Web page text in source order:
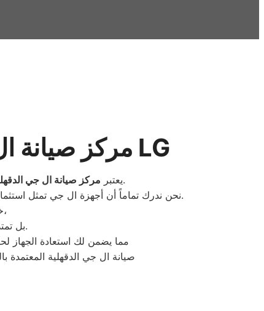
مركز صيانة ال جي الدقهلية | المعتمد لخدمة غسالات وثلاجات LG
يعتبر مركز صيانة ال جي
هو الوجهة الموثوقة والأساسية لكل من يبحث عن الكفاءة والجودة في إصلاح الأجهزة المنزلية المتطورة.
نحن ندرك تماماً أن أجهزة ال جي تمثلوكافة مراكز المحافظة يعمل وفق أعلى معايير الجودة العالمية.
لا تقتصر فقط على إصلاح العطل الظاهري،
بل تمتد لتشمل الفحص الشامل للجهاز باستخدام أحدث أجهزة السونار والأعطال الرقمية.
مما يضمن لك استعادة الجهاز
صيانة ال جي الدقهلية المعتمدة